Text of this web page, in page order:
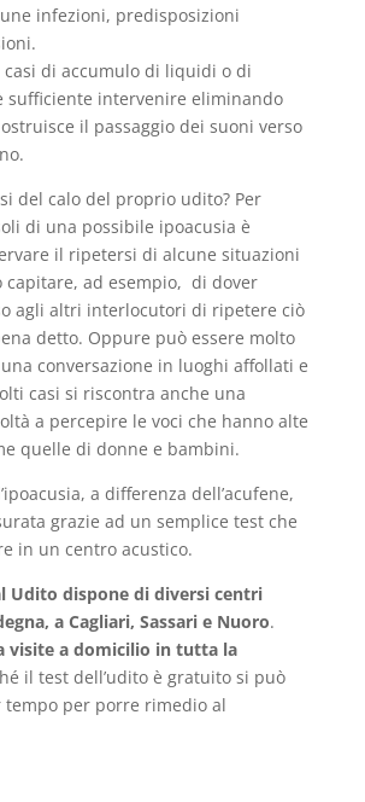
infezioni, predisposizioni
di accumulo di liquidi o di
sufficiente intervenire eliminando
ostruisce il passaggio dei suoni verso
del calo del proprio udito? Per
di una possibile ipoacusia è
il ripetersi di alcune situazioni
capitare, ad esempio, di dover
agli altri interlocutori di ripetere ciò
detto. Oppure può essere molto
conversazione in luoghi affollati e
casi si riscontra anche una
a percepire le voci che hanno alte
quelle di donne e bambini.
a differenza dell’acufene,
grazie ad un semplice test che
in un centro acustico.
Udito dispone di diversi centri
a Cagliari, Sassari e Nuoro.
visite a domicilio in tutta la
il test dell’udito è gratuito si può
per porre rimedio al